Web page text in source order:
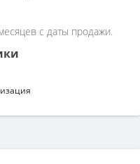
с даты продажи.